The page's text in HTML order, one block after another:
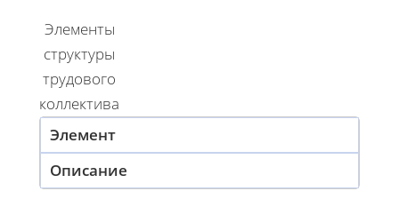
Элементы
структуры
трудового
коллектива
Элемент
Описание